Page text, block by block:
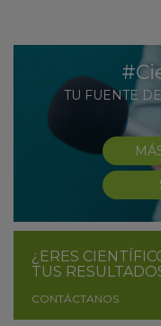
TU FUENTE
¿ERES
TUS
CONTÁCTANOS